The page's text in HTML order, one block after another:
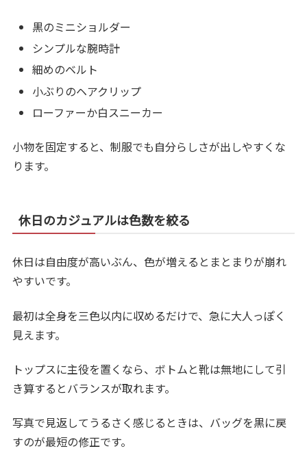
黒のミニショルダー
シンプルな腕時計
細めのベルト
小ぶりのヘアクリップ
ローファーか白スニーカー
小物を固定すると、制服でも自分らしさが出しやすくな
ります。
休日のカジュアルは色数を絞る
休日は自由度が高いぶん、色が増えるとまとまりが崩れ
やすいです。
最初は全身を三色以内に収めるだけで、急に大人っぽく
見えます。
トップスに主役を置くなら、ボトムと靴は無地にして引
き算するとバランスが取れます。
写真で見返してうるさく感じるときは、バッグを黒に戻
すのが最短の修正です。